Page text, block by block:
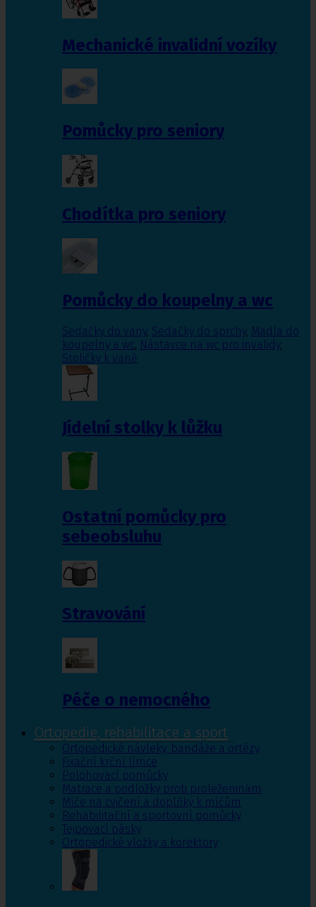
Mechanické invalidní vozíky
Pomůcky pro seniory
Chodítka pro seniory
Pomůcky do koupelny a wc
Sedačky do vany, Sedačky do sprchy, Madla do
koupelny a wc, Nástavce na wc pro invalidy,
Stoličky k vaně
Jídelní stolky k lůžku
Ostatní pomůcky pro
sebeobsluhu
Stravování
Péče o nemocného
Ortopedie, rehabilitace a sport
Ortopedické návleky, bandáže a ortézy
Fixační krční límce
Polohovací pomůcky
Matrace a podložky proti proleženinám
Míče na cvičení a doplňky k míčům
Rehabilitační a sportovní pomůcky
Tejpovací pásky
Ortopedické vložky a korektory